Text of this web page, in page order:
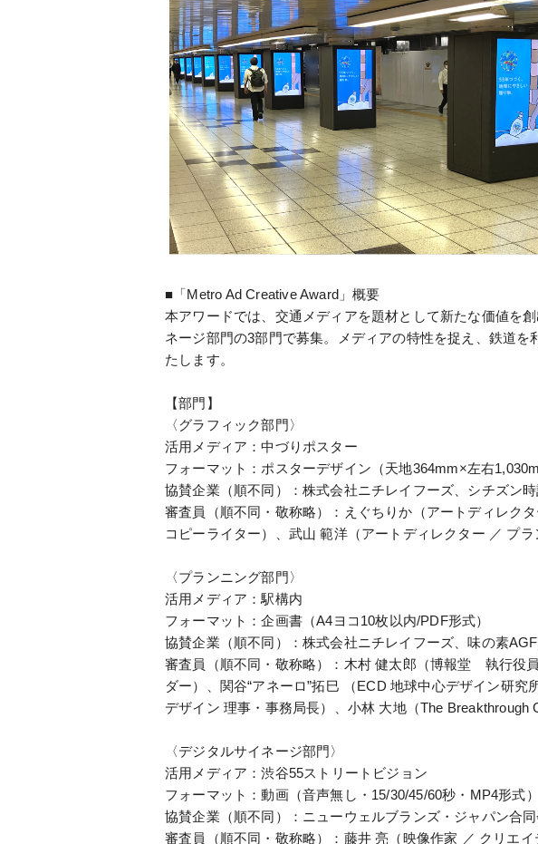
■「Metro Ad Creative Award」概要
本アワードでは、交通メディアを題材として新たな価値を
ネージ部門の3部門で募集。メディアの特性を捉え、鉄道
たします。
【部門】
〈グラフィック部門〉
活用メディア：中づりポスター
フォーマット：ポスターデザイン（天地364mm×左右
協賛企業（順不同）：株式会社ニチレイフーズ、シチズン
審査員（順不同・敬称略）：えぐちりか（アートディレク
コピーライター）、武山 範洋（アートディレクター ／ プ
〈プランニング部門〉
活用メディア：駅構内
フォーマット：企画書（A4ヨコ10枚以内/PDF形式）
協賛企業（順不同）：株式会社ニチレイフーズ、味の素
審査員（順不同・敬称略）：木村 健太郎（博報堂 執行役
ダー）、関谷“アネーロ”拓巳 （ECD 地球中心デザイン研
デザイン 理事・事務局長）、小林 大地（The
〈デジタルサイネージ部門〉
活用メディア：渋谷55ストリートビジョン
フォーマット：動画（音声無し・15/30/45/60秒・MP4形式
協賛企業（順不同）：ニューウェルブランズ・ジャパン合
審査員（順不同・敬称略）：藤井 亮（映像作家 ／ クリエ